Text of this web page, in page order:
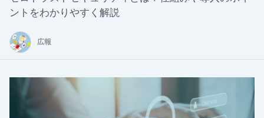
ントをわかりやすく解説
広報